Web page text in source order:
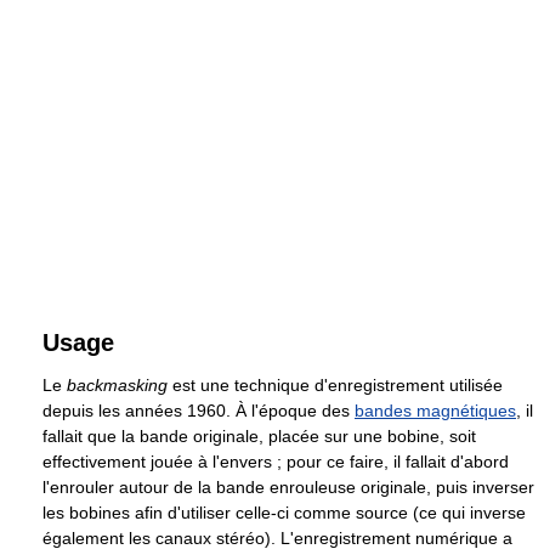
Usage
Le backmasking est une technique d'enregistrement utilisée
depuis les années 1960. À l'époque des bandes magnétiques , il
fallait que la bande originale, placée sur une bobine, soit
effectivement jouée à l'envers ; pour ce faire, il fallait d'abord
l'enrouler autour de la bande enrouleuse originale, puis inverser
les bobines afin d'utiliser celle-ci comme source (ce qui inverse
également les canaux stéréo). L'enregistrement numérique a